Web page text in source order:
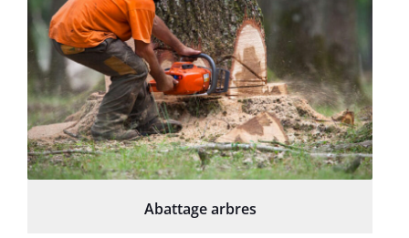
Abattage arbres